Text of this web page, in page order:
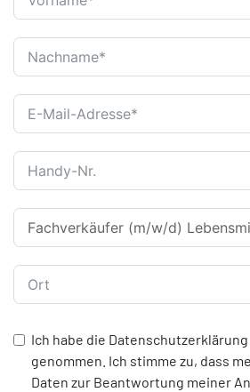
Ich habe die
genommen. Ich stimme zu, dass
Daten zur Beantwortung meiner